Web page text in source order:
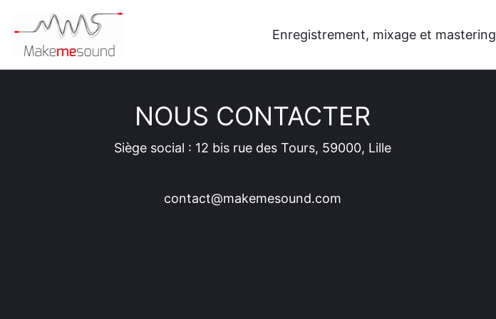
contenu
Enregistrement, mixage et mastering
NOUS CONTACTER
Siège social : 12 bis rue des Tours, 59000, Lille
contact@makemesound.com